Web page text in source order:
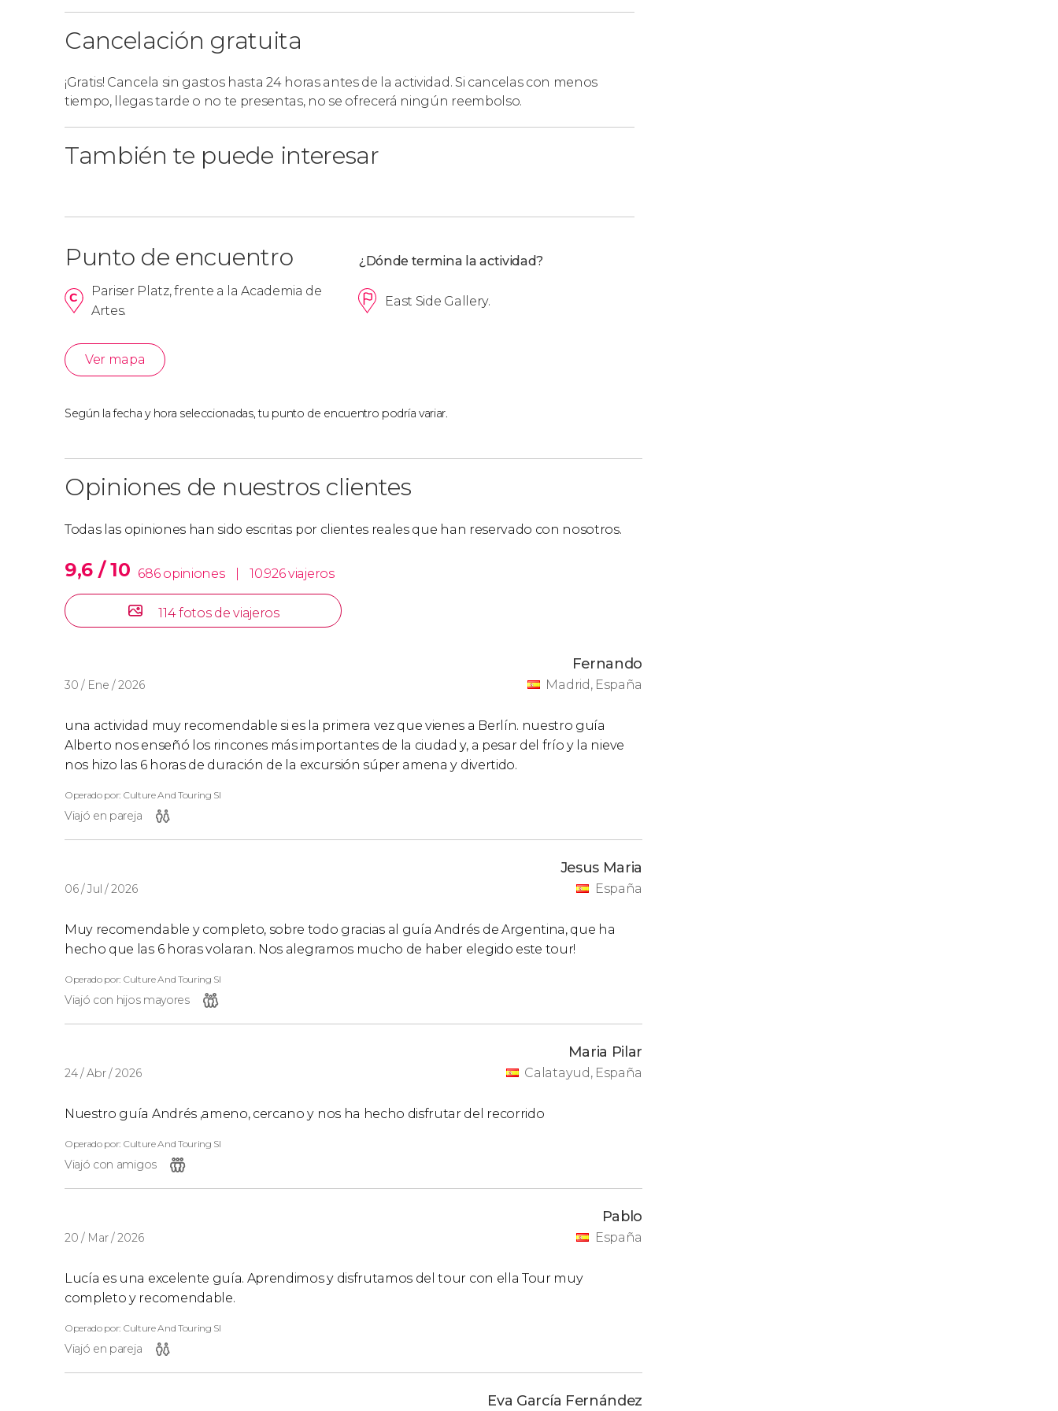
Cancelación gratuita
¡Gratis! Cancela sin gastos hasta 24 horas antes de la actividad. Si cancelas con menos
tiempo, llegas tarde o no te presentas, no se ofrecerá ningún reembolso.
También te puede interesar
Punto de encuentro
¿Dónde termina la actividad?
Pariser Platz, frente a la Academia de
Artes.
East Side Gallery.
Ver mapa
Según la fecha y hora seleccionadas, tu punto de encuentro podría variar.
Opiniones de nuestros clientes
Todas las opiniones han sido escritas por clientes reales que han reservado con nosotros.
9,6 / 10 686 opiniones 10.926 viajeros
114 fotos de viajeros
30 / Ene / 2026
Fernando
Madrid, España
una actividad muy recomendable si es la primera vez que vienes a Berlín. nuestro guía
Alberto nos enseñó los rincones más importantes de la ciudad y, a pesar del frío y la nieve
nos hizo las 6 horas de duración de la excursión súper amena y divertido.
Operado por: Culture And Touring Sl
Viajó en pareja
06 / Jul / 2026
Jesus Maria
España
Muy recomendable y completo, sobre todo gracias al guía Andrés de Argentina, que ha
hecho que las 6 horas volaran. Nos alegramos mucho de haber elegido este tour!
Operado por: Culture And Touring Sl
Viajó con hijos mayores
24 / Abr / 2026
Maria Pilar
Calatayud, España
Nuestro guía Andrés ,ameno, cercano y nos ha hecho disfrutar del recorrido
Operado por: Culture And Touring Sl
Viajó con amigos
20 / Mar / 2026
Pablo
España
Lucía es una excelente guía. Aprendimos y disfrutamos del tour con ella Tour muy
completo y recomendable.
Operado por: Culture And Touring Sl
Viajó en pareja
Eva García Fernández